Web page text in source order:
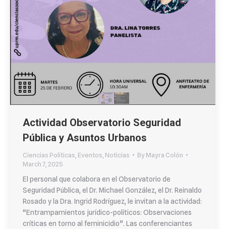
Actividad Observatorio Seguridad
Pública y Asuntos Urbanos
Ciencias Políticas, Eventos, Noticias ByMayra Colón
March 7, 2025
El personal que colabora en el Observatorio de
Seguridad Pública, el Dr. Michael González, el Dr. Reinaldo
Rosado y la Dra. Ingrid Rodríguez, le invitan a la actividad:
“Entrampamientos jurídico-políticos: Observaciones
críticas en torno al feminicidio”. Las conferenciantes